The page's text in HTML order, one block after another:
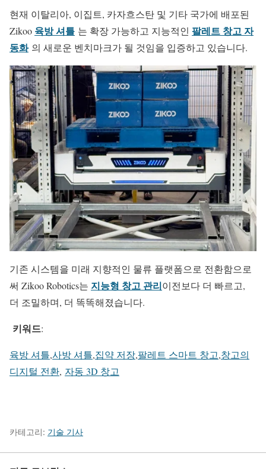
현재 이탈리아, 이집트, 카자흐스탄 및 기타 국가에 배포된
Zikoo 육방 셔틀 는 확장 가능하고 지능적인 팔레트 창고 자
동화의 새로운 벤치마크가 될 것임을 입증하고 있습니다.
기존 시스템을 미래 지향적인 물류 플랫폼으로 전환함으로
써 Zikoo Robotics는 지능형 창고 관리이전보다 더 빠르고,
더 조밀하며, 더 똑똑해졌습니다.
키워드:
육방 셔틀,사방 셔틀,집약 저장,팔레트 스마트 창고,창고의
디지털 전환, 자동 3D 창고
카테고리: 기술 기사